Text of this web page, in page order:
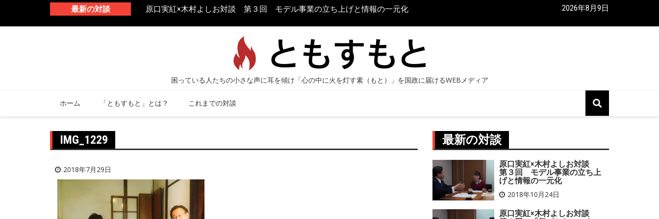
最新の対談
づらさと向き合うトラウマ診療 原口実紅×木村よしお対談 第３回 モデル事業の立ち上げと情報の一元化
原口実紅×木村よしお対談 第２回 「気づかない」を「気づく」に
2026年8月9日
ホーム 「ともすもと」とは？ これまでの対談
IMG_1229
2018年7月29日
最新の対談
原口実紅×木村よしお対談
第３回 モデル事業の立ち上
げと情報の一元化
2018年10月24日
原口実紅×木村よしお対談